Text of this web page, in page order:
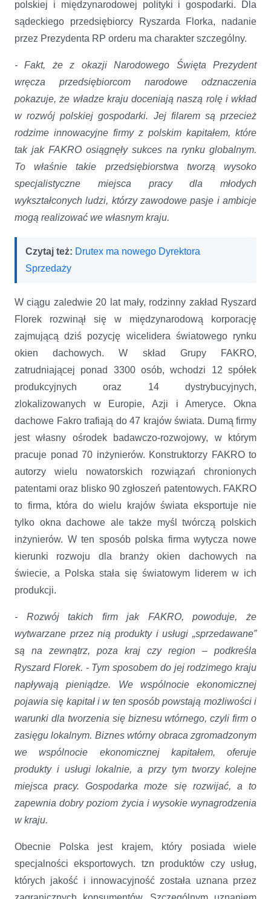
polskiej i międzynarodowej polityki i gospodarki. Dla
sądeckiego przedsiębiorcy Ryszarda Florka, nadanie
przez Prezydenta RP orderu ma charakter szczególny.
- Fakt, że z okazji Narodowego Święta Prezydent
wręcza przedsiębiorcom narodowe odznaczenia
pokazuje, że władze kraju doceniają naszą rolę i wkład
w rozwój polskiej gospodarki. Jej filarem są przecież
rodzime innowacyjne firmy z polskim kapitałem, które
tak jak FAKRO osiągnęły sukces na rynku globalnym.
To właśnie takie przedsiębiorstwa tworzą wysoko
specjalistyczne miejsca pracy dla młodych
wykształconych ludzi, którzy zawodowe pasje i ambicje
mogą realizować we własnym kraju.
Czytaj też: Drutex ma nowego Dyrektora
Sprzedaży
W ciągu zaledwie 20 lat mały, rodzinny zakład Ryszard
Florek rozwinął się w międzynarodową korporację
zajmującą dziś pozycję wicelidera światowego rynku
okien dachowych. W skład Grupy FAKRO,
zatrudniającej ponad 3300 osób, wchodzi 12 spółek
produkcyjnych oraz 14 dystrybucyjnych,
zlokalizowanych w Europie, Azji i Ameryce. Okna
dachowe Fakro trafiają do 47 krajów świata. Dumą firmy
jest własny ośrodek badawczo-rozwojowy, w którym
pracuje ponad 70 inżynierów. Konstruktorzy FAKRO to
autorzy wielu nowatorskich rozwiązań chronionych
patentami oraz blisko 90 zgłoszeń patentowych. FAKRO
to firma, która do wielu krajów świata eksportuje nie
tylko okna dachowe ale także myśl twórczą polskich
inżynierów. W ten sposób polska firma wytycza nowe
kierunki rozwoju dla branży okien dachowych na
świecie, a Polska stała się światowym liderem w ich
produkcji.
- Rozwój takich firm jak FAKRO, powoduje, że
wytwarzane przez nią produkty i usługi „sprzedawane”
są na zewnątrz, poza kraj czy region – podkreśla
Ryszard Florek. - Tym sposobem do jej rodzimego kraju
napływają pieniądze. We wspólnocie ekonomicznej
pojawia się kapitał i w ten sposób powstają możliwości i
warunki dla tworzenia się biznesu wtórnego, czyli firm o
zasięgu lokalnym. Biznes wtórny obraca zgromadzonym
we wspólnocie ekonomicznej kapitałem, oferuje
produkty i usługi lokalnie, a przy tym tworzy kolejne
miejsca pracy. Gospodarka może się rozwijać, a to
zapewnia dobry poziom życia i wysokie wynagrodzenia
w kraju.
Obecnie Polska jest krajem, który posiada wiele
specjalności eksportowych. tzn produktów czy usług,
których jakość i innowacyjność została uznana przez